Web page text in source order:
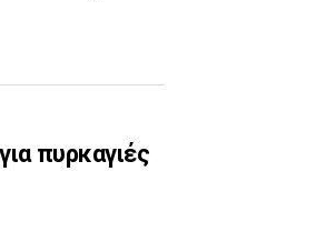
πυρκαγιές